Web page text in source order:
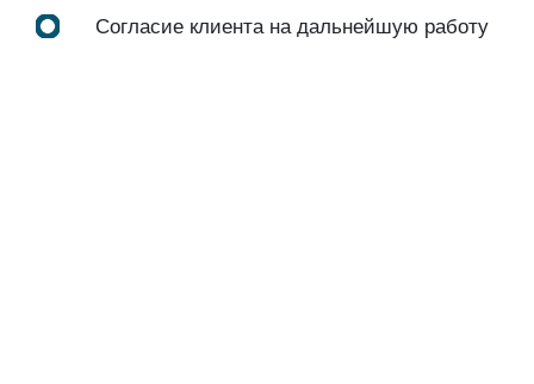
Согласие клиента на дальнейшую работу